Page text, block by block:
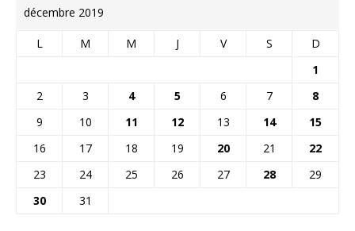
décembre 2019
L M M J V S
D
1
2
3 4 5 6 7
8
9
10 11 12 13 14
15
16
17 18 19 20 21
22
23
24 25 26 27 28
29
30
31